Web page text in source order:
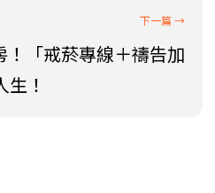
「戒菸專線＋禱告加
！